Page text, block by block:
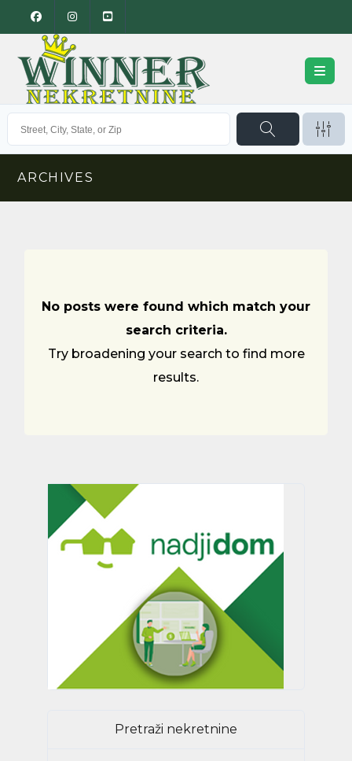
ARCHIVES
No posts were found which match your
search criteria.
Try broadening your search to find more
results.
Pretraži nekretnine